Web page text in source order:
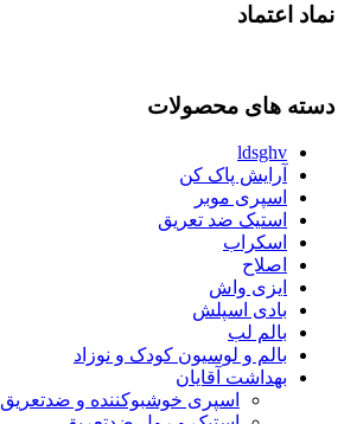
نماد اعتماد
دسته های محصولات
ldsghv
آرایش پاک کن
اسپری موبر
استیک ضد تعریق
اسکراب
اصلاح
ایزی واش
بادی اسپلش
بالم لب
بالم و لوسیون کودک و نوزاد
بهداشت آقایان
اسپری خوشبوکننده و ضدتعریق